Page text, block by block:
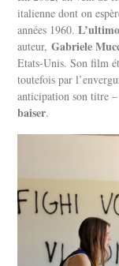
italienne dont on
années 1960.
auteur,Gabriele
Etats-Unis. Son film
toutefois par
anticipation son titre
baiser.